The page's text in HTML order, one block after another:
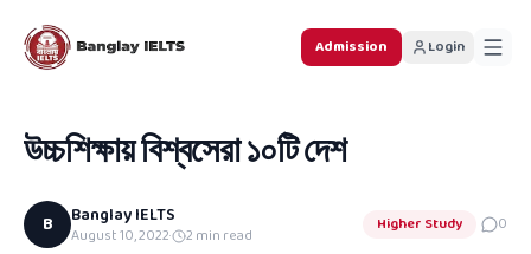
Admission Login
উচ্চশিক্ষায় বিশ্বসেরা ১০টি দেশ
B Banglay IELTS
August 10, 2022· 2 min read
Higher Study 0